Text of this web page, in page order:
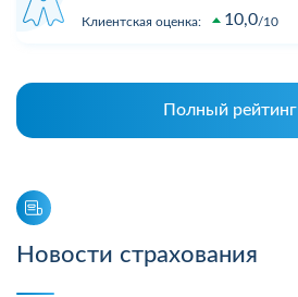
Клиентская оценка: 10,0 10
Полный рейтинг
Новости страхования